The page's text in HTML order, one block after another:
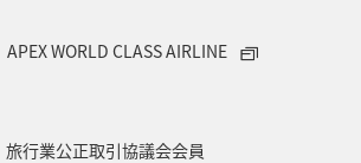
APEX WORLD CLASS AIRLINE
旅行業公正取引協議会会員